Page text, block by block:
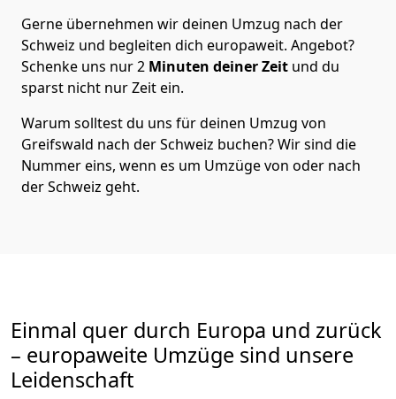
Gerne übernehmen wir deinen Umzug nach der
Schweiz und begleiten dich europaweit. Angebot?
Schenke uns nur2 Minuten deiner Zeit und du
sparst nicht nur Zeit ein.
Warum solltest du uns für deinen Umzug von
Greifswald nach der Schweiz buchen? Wir sind die
Nummer eins, wenn es um Umzüge von oder nach
der Schweiz geht.
Einmal quer durch Europa und zurück
– europaweite Umzüge sind unsere
Leidenschaft